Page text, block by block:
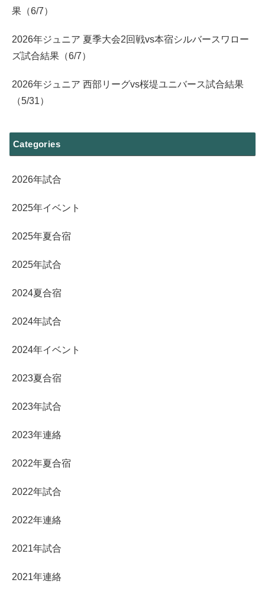
果（6/7）
2026年ジュニア 夏季大会2回戦vs本宿シルバースワロー
ズ試合結果（6/7）
2026年ジュニア 西部リーグvs桜堤ユニバース試合結果
（5/31）
Categories
2026年試合
2025年イベント
2025年夏合宿
2025年試合
2024夏合宿
2024年試合
2024年イベント
2023夏合宿
2023年試合
2023年連絡
2022年夏合宿
2022年試合
2022年連絡
2021年試合
2021年連絡